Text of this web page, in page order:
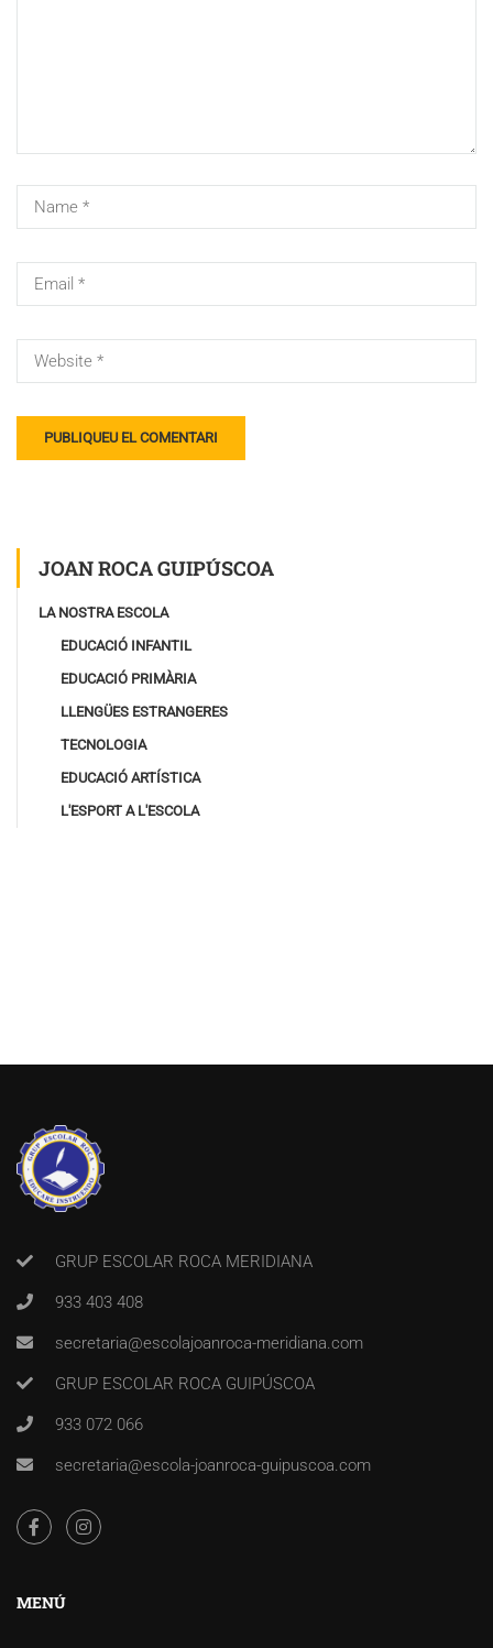
JOAN ROCA GUIPÚSCOA
LA NOSTRA ESCOLA
EDUCACIÓ INFANTIL
EDUCACIÓ PRIMÀRIA
LLENGÜES ESTRANGERES
TECNOLOGIA
EDUCACIÓ ARTÍSTICA
L'ESPORT A L'ESCOLA
GRUP ESCOLAR ROCA MERIDIANA
933 403 408
secretaria@escolajoanroca-meridiana.com
GRUP ESCOLAR ROCA GUIPÚSCOA
933 072 066
secretaria@escola-joanroca-guipuscoa.com
MENÚ